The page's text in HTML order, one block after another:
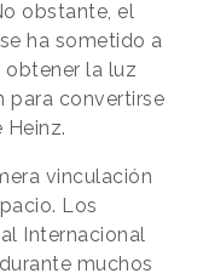
obstante, el
ha sometido a
obtener la luz
para convertirse
vinculación
Los
Internacional
muchos